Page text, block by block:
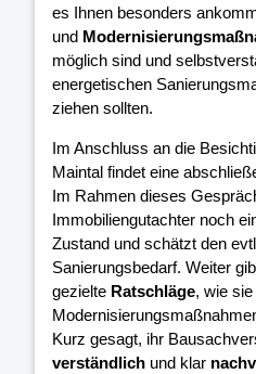
es Ihnen besonders
und
möglich sind und
energetischen
ziehen sollten.
Im Anschluss an die
Maintal findet eine
Im Rahmen dieses
Immobiliengutachter noch
Zustand und schätzt den
Sanierungsbedarf. Weiter
gezielte Ratschläge, wie
Kurz gesagt, ihr
verständlich und klar